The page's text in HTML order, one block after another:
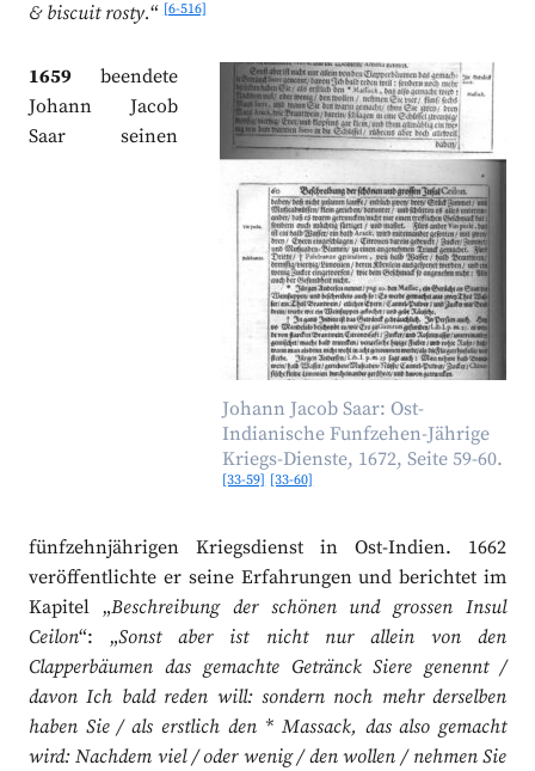
& biscuit rosty.“[6-516]
Johann Jacob Saar: Ost-
Indianische Funfzehen-Jährige
Kriegs-Dienste, 1672, Seite 59-60.
[33-59] [33-60]
1659beendete
Johann Jacob
Saar seinen
fünfzehnjährigen Kriegsdienst in Ost-Indien. 1662
veröffentlichte er seine Erfahrungen und berichtet im
Kapitel „Beschreibung der schönen und grossen Insul
Ceilon“: „Sonst aber ist nicht nur allein von den
Clapperbäumen das gemachte Getränck Siere genennt /
davon Ich bald reden will: sondern noch mehr derselben
haben Sie / als erstlich den * Massack, das also gemacht
wird: Nachdem viel / oder wenig / den wollen / nehmen Sie